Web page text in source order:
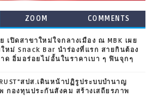
ZOOM COMMENTS
เปิดสาขาใหม่ใจกลางเมือง ณ MBK เผย
หม่ Snack Bar นำร่องที่แรก สายกินต้อง
ด อิ่มอร่อยไม่อั้นในราคาเบา ๆ ฟินจุกๆ
สปส.เดินหน้าปฏิรูประบบบำนาญ
กองทุนประกันสังคม สร้างเสถียรภาพ